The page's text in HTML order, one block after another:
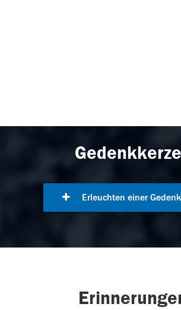
Erleuchten einer